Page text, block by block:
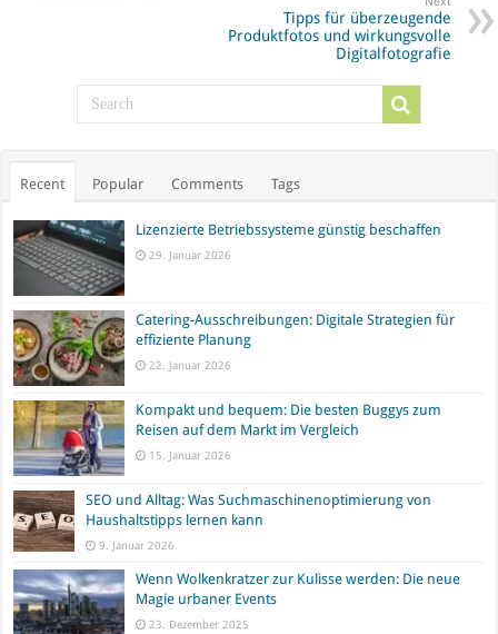
Tipps für überzeugende
Produktfotos und wirkungsvolle
Digitalfotografie
Recent Popular Comments Tags
Lizenzierte Betriebssysteme günstig beschaffen
29. Januar 2026
Catering-Ausschreibungen: Digitale Strategien für
effiziente Planung
22. Januar 2026
Kompakt und bequem: Die besten Buggys zum
Reisen auf dem Markt im Vergleich
15. Januar 2026
SEO und Alltag: Was Suchmaschinenoptimierung von
Haushaltstipps lernen kann
9. Januar 2026
Wenn Wolkenkratzer zur Kulisse werden: Die neue
Magie urbaner Events
23. Dezember 2025